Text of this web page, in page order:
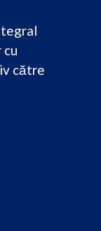
cu
către